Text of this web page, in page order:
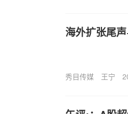
海外扩张尾
秀目传媒 王宁